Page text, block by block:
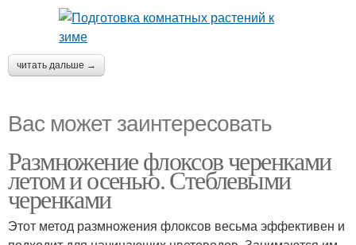
читать дальше →
Вас может заинтересовать
Размножение флоксов черенками
летом и осенью. Стеблевыми
черенками
Этот метод размножения флоксов весьма эффективен и